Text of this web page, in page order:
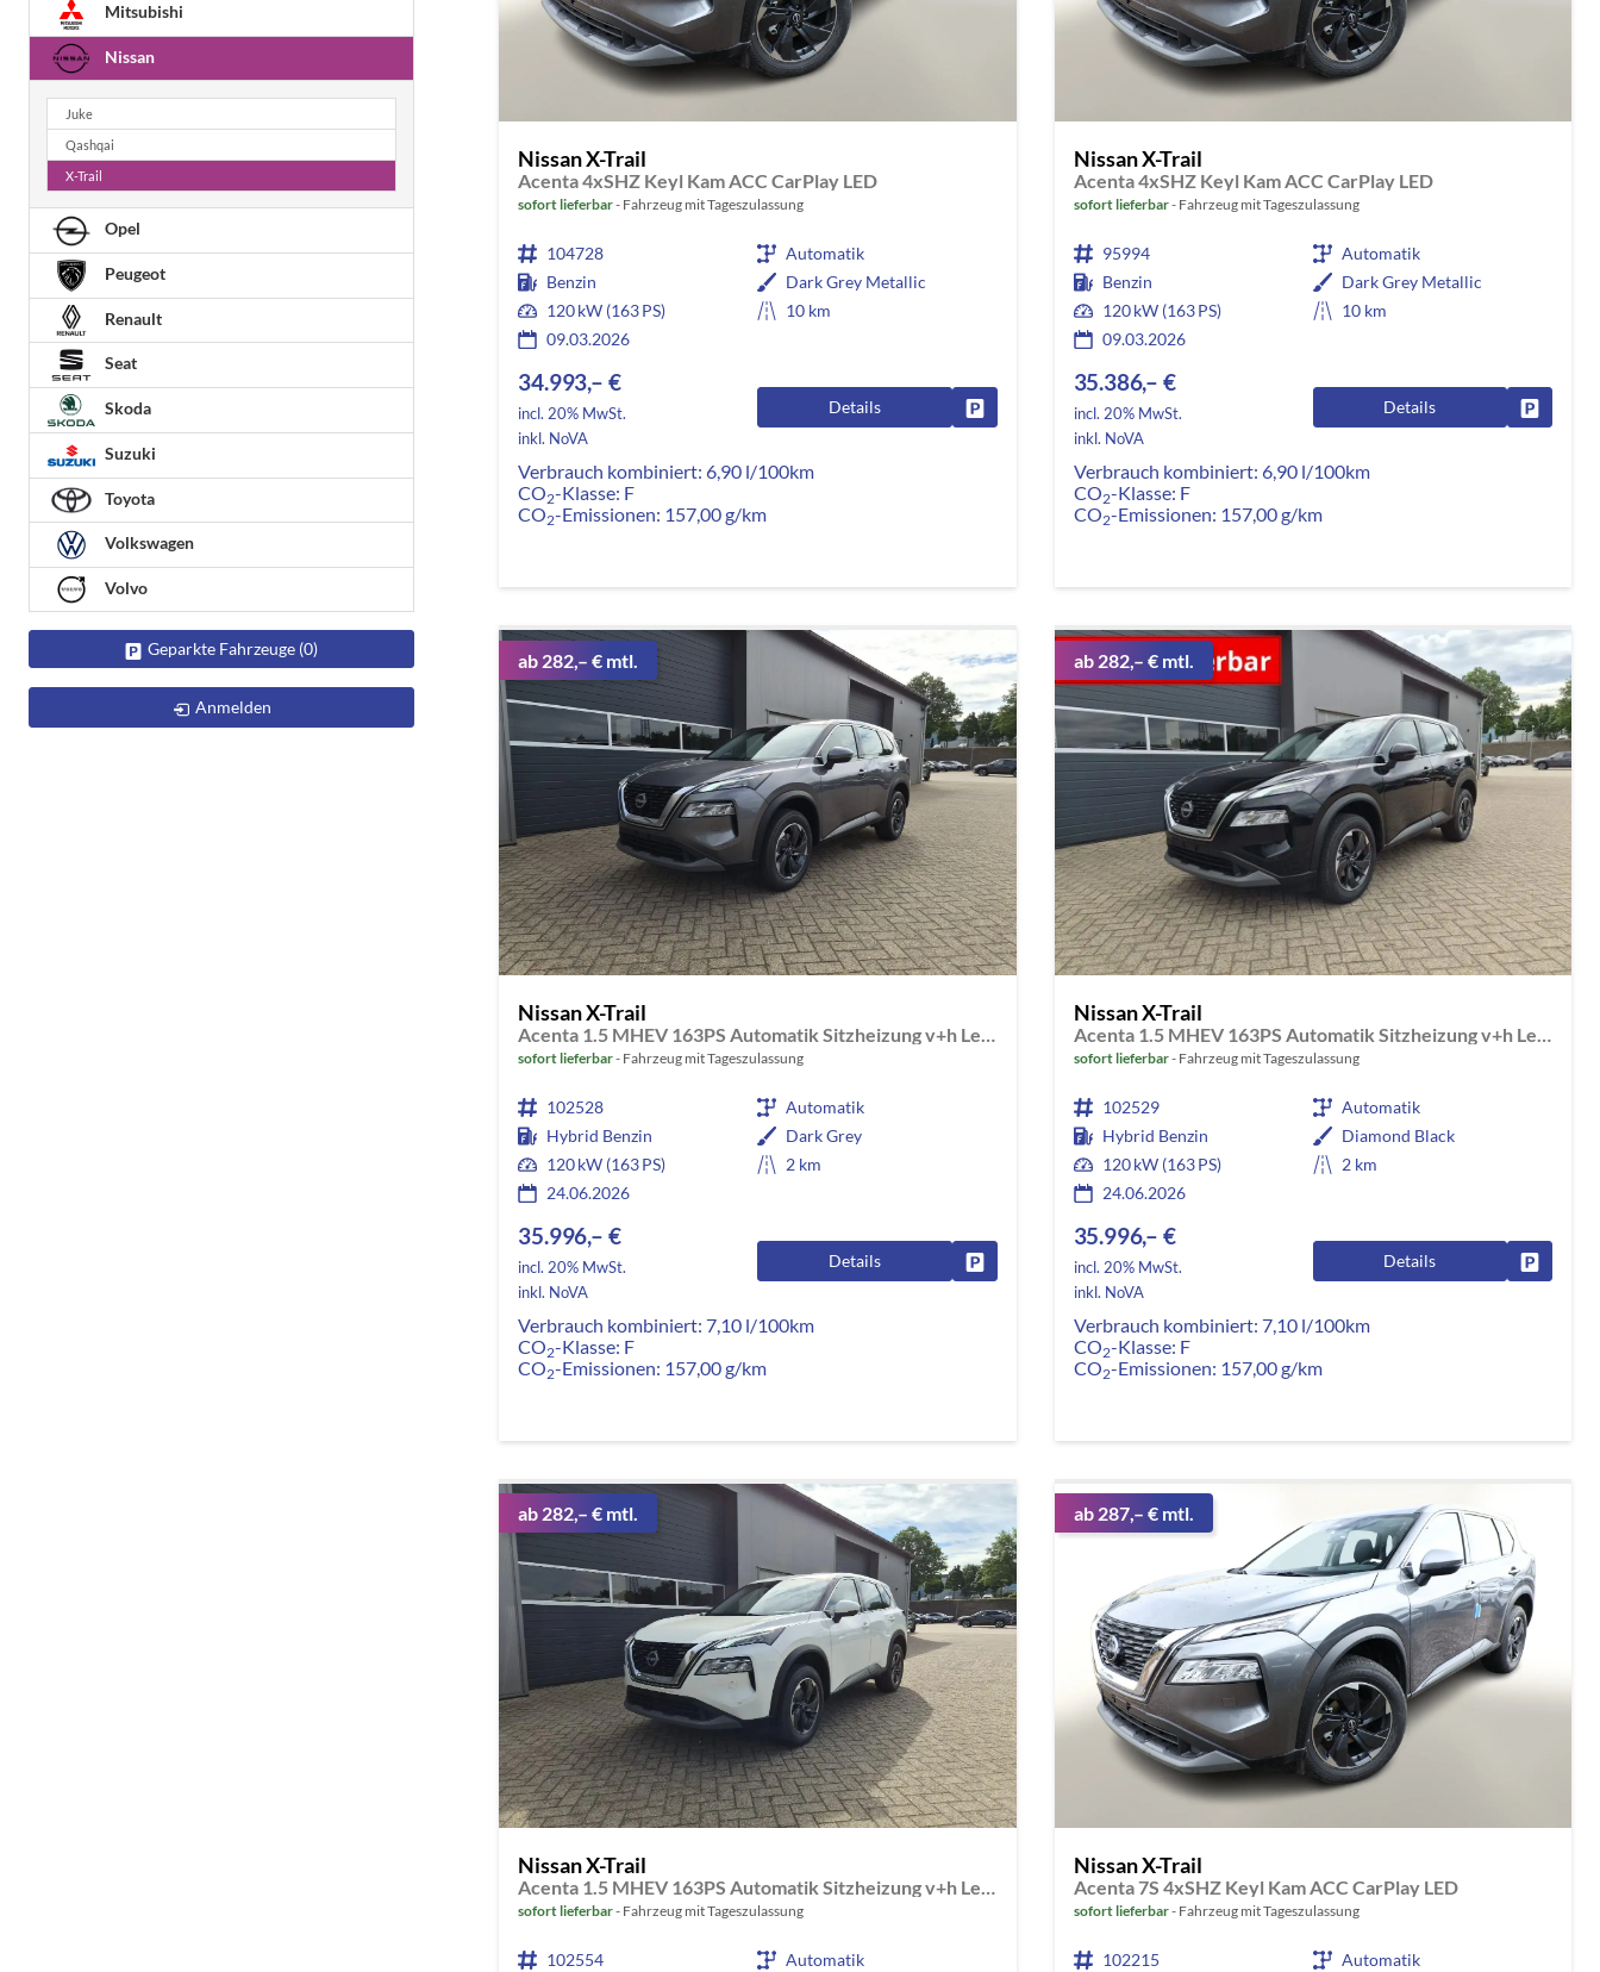
Nissan X-Trail
Acenta 4xSHZ Keyl Kam ACC CarPlay LED
sofort lieferbar Fahrzeug mit Tageszulassung
104728
Automatik
Benzin
Dark Grey Metallic
120 kW (163 PS)
10 km
09.03.2026
34.993,– €
incl. 20% MwSt.
inkl. NoVA
Details Fahrzeug parken
Verbrauch kombiniert: 6,90 l/100km
CO2-Klasse: F
CO2-Emissionen: 157,00 g/km
Nissan X-Trail
Acenta 4xSHZ Keyl Kam ACC CarPlay LED
sofort lieferbar Fahrzeug mit Tageszulassung
95994
Automatik
Benzin
Dark Grey Metallic
120 kW (163 PS)
10 km
09.03.2026
35.386,– €
incl. 20% MwSt.
inkl. NoVA
Details
Verbrauch kombiniert: 6,90 l/100km
CO2-Klasse: F
CO2-Emissionen: 157,00 g/km
ab 282,– € mtl.
Nissan X-Trail
Acenta 1.5 MHEV 163PS Automatik Sitzheizung v+h Lenkradheizung Frontscheibe beheizb. Klimaautomatik Rückf.Kamera Bluetooth Touchscreen Apple CarPlay Android Auto PDC 2x Keyless 18"LM
sofort lieferbar Fahrzeug mit Tageszulassung
102528
Automatik
Hybrid Benzin
Dark Grey
120 kW (163 PS)
2 km
24.06.2026
35.996,– €
incl. 20% MwSt.
inkl. NoVA
Details Fahrzeug parken
Verbrauch kombiniert: 7,10 l/100km
CO2-Klasse: F
CO2-Emissionen: 157,00 g/km
ab 282,– € mtl.
Nissan X-Trail
Acenta 1.5 MHEV 163PS Automatik Sitzheizung v+h Lenkradheizung Frontscheibe beheizb. Klimaautomatik Rückf.Kamera Bluetooth Touchscreen Apple CarPlay Android Auto PDC 2x Keyless 18"LM
sofort lieferbar Fahrzeug mit Tageszulassung
102529
Automatik
Hybrid Benzin
Diamond Black
120 kW (163 PS)
2 km
24.06.2026
35.996,– €
incl. 20% MwSt.
inkl. NoVA
Details
Verbrauch kombiniert: 7,10 l/100km
CO2-Klasse: F
CO2-Emissionen: 157,00 g/km
ab 282,– € mtl.
Nissan X-Trail
Acenta 1.5 MHEV 163PS Automatik Sitzheizung v+h Lenkradheizung Frontscheibe beheizb. Klimaautomatik Rückf.Kamera Bluetooth Touchscreen Apple CarPlay Android Auto PDC 2x Keyless 18"LM
sofort lieferbar Fahrzeug mit Tageszulassung
102554
Automatik
ab 287,– € mtl.
Nissan X-Trail
Acenta 7S 4xSHZ Keyl Kam ACC CarPlay LED
sofort lieferbar Fahrzeug mit Tageszulassung
102215
Automatik
Mitsubishi
Nissan
Juke
Qashqai
X-Trail
Opel
Peugeot
Renault
Seat
Skoda
Suzuki
Toyota
Volkswagen
Volvo
Geparkte Fahrzeuge (0)
Anmelden